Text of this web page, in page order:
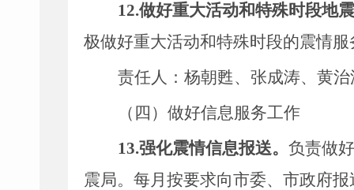
12.做好重大活动和特殊时段地
极做好重大活动和特殊时段的震情
责任人：杨朝甦、 张成涛、黄
（四）做好信息服务工作
13.强化震情信息报送。 负责做
震局。每月按要求向市委、市政府